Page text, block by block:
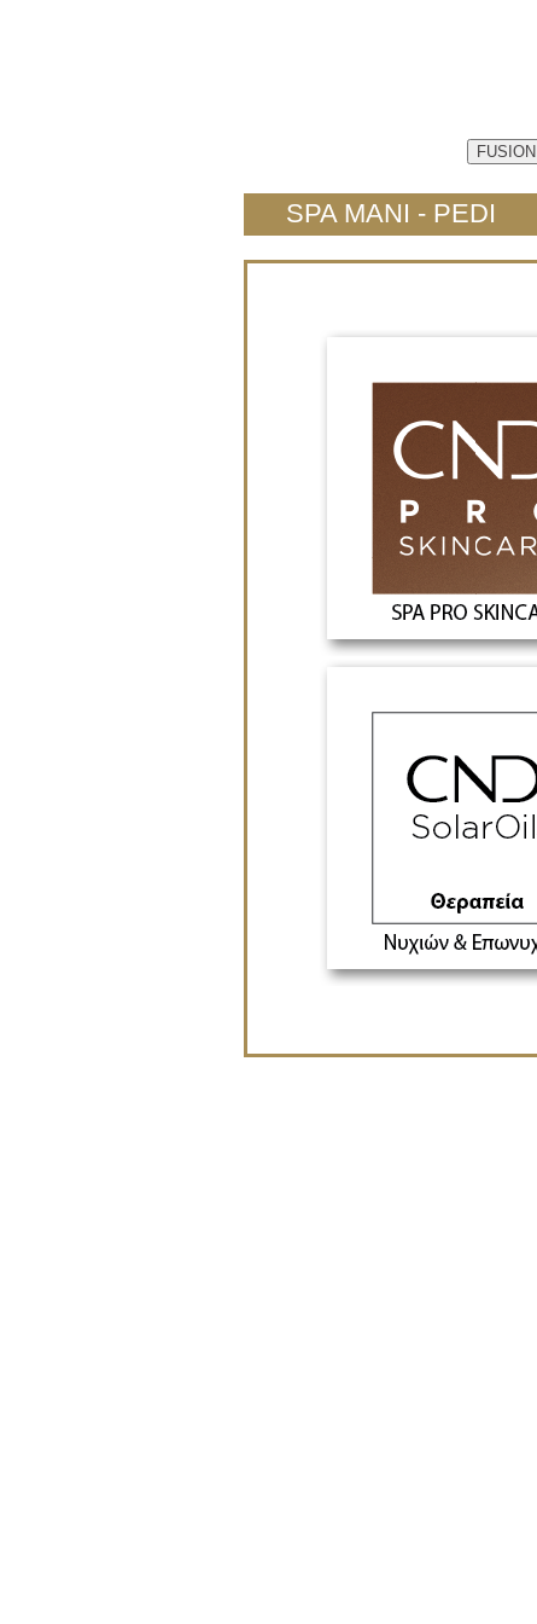
FUSION
SPA MANI - PEDI